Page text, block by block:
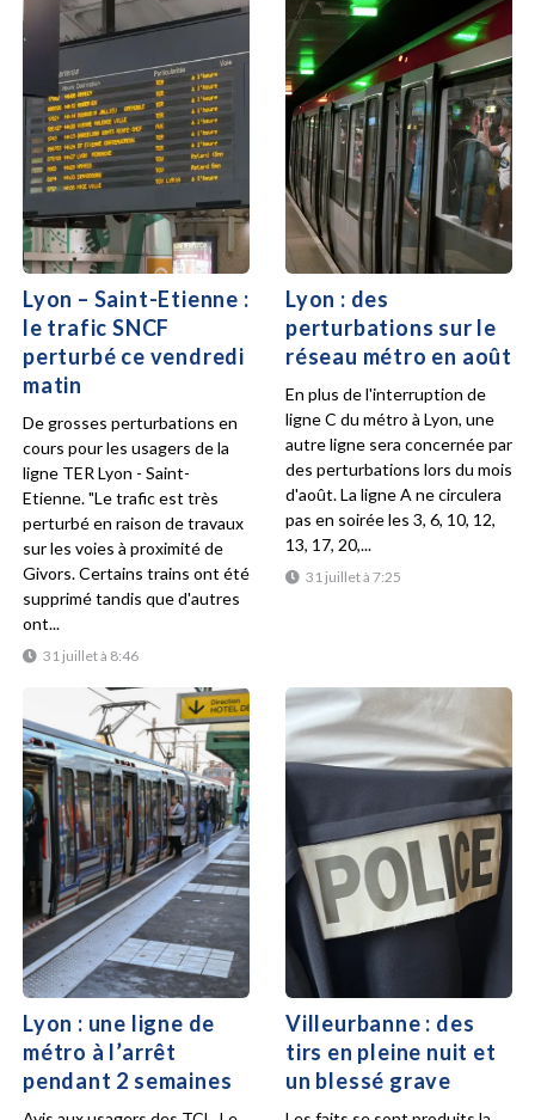
Lyon – Saint-Etienne :
le trafic SNCF
perturbé ce vendredi
matin
31 juillet à 8:46
De grosses perturbations en
cours pour les usagers de la
ligne TER Lyon - Saint-
Etienne. "Le trafic est très
perturbé en raison de travaux
sur les voies à proximité de
Givors. Certains trains ont été
supprimé tandis que d'autres
ont...
Lyon : des
perturbations sur le
réseau métro en août
31 juillet à 7:25
En plus de l'interruption de
ligne C du métro à Lyon, une
autre ligne sera concernée par
des perturbations lors du mois
d'août. La ligne A ne circulera
pas en soirée les 3, 6, 10, 12,
13, 17, 20,...
Lyon : une ligne de
métro à l’arrêt
pendant 2 semaines
Villeurbanne : des
tirs en pleine nuit et
un blessé grave